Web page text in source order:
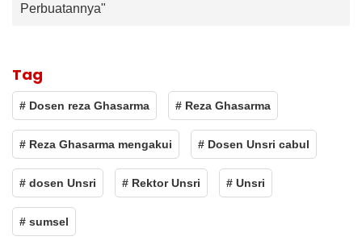
Perbuatannya"
Tag
# Dosen reza Ghasarma # Reza Ghasarma
# Reza Ghasarma mengakui # Dosen Unsri cabul
# dosen Unsri # Rektor Unsri # Unsri
# sumsel